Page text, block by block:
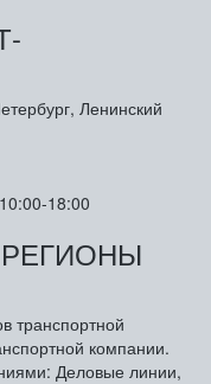
Ленинский
18:00
транспортной
компании.
Деловые линии,